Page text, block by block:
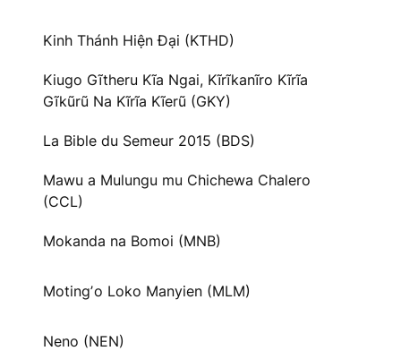
Kinh Thánh Hiện Đại (KTHD)
Kiugo Gĩtheru Kĩa Ngai, Kĩrĩkanĩro Kĩrĩa
Gĩkũrũ Na Kĩrĩa Kĩerũ (GKY)
La Bible du Semeur 2015 (BDS)
Mawu a Mulungu mu Chichewa Chalero
(CCL)
Mokanda na Bomoi (MNB)
Motingʼo Loko Manyien (MLM)
Neno (NEN)